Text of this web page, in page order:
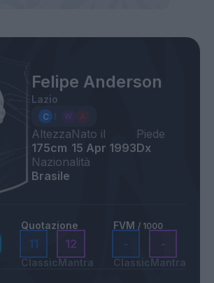
Felipe Anderson
Lazio
Altezza
175cm
Nato il
15 Apr 1993
Piede
Dx
Nazionalità
Brasile
Quotazione
11
Classic
12
Mantra
FVM / 1000
-
Classic
-
Mantra